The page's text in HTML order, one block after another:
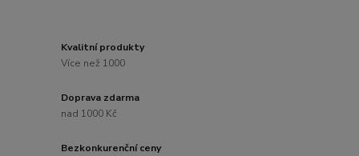
Kvalitní produkty
Více než 1000
Doprava zdarma
nad 1000 Kč
Bezkonkurenční ceny